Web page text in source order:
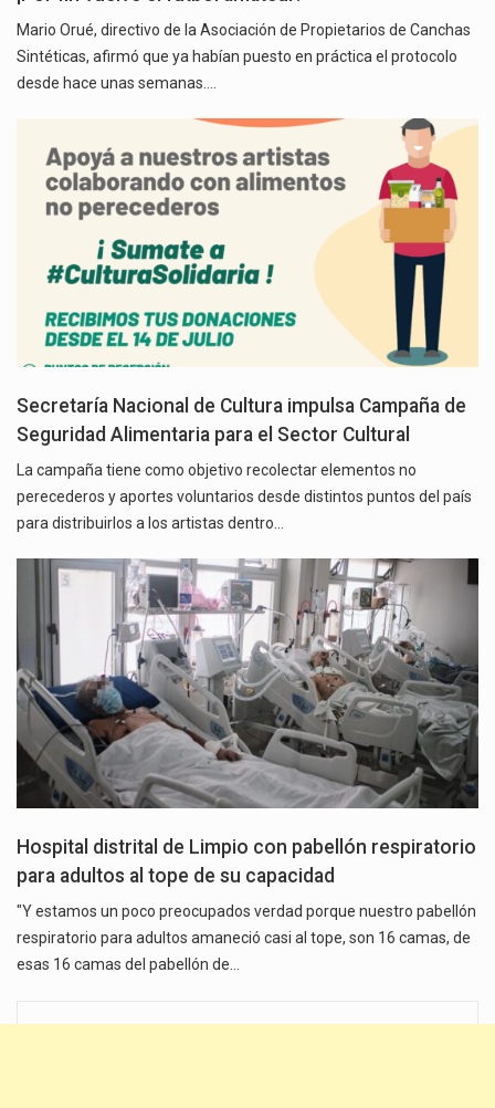
Mario Orué, directivo de la Asociación de Propietarios de Canchas
Sintéticas, afirmó que ya habían puesto en práctica el protocolo
desde hace unas semanas.…
Secretaría Nacional de Cultura impulsa Campaña de
Seguridad Alimentaria para el Sector Cultural
La campaña tiene como objetivo recolectar elementos no
perecederos y aportes voluntarios desde distintos puntos del país
para distribuirlos a los artistas dentro…
Hospital distrital de Limpio con pabellón respiratorio
para adultos al tope de su capacidad
"Y estamos un poco preocupados verdad porque nuestro pabellón
respiratorio para adultos amaneció casi al tope, son 16 camas, de
esas 16 camas del pabellón de…